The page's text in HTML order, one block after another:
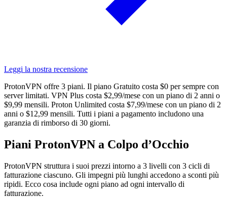
Leggi la nostra recensione
ProtonVPN offre 3 piani. Il piano Gratuito costa $0 per sempre con
server limitati. VPN Plus costa $2,99/mese con un piano di 2 anni o
$9,99 mensili. Proton Unlimited costa $7,99/mese con un piano di 2
anni o $12,99 mensili. Tutti i piani a pagamento includono una
garanzia di rimborso di 30 giorni.
Piani ProtonVPN a Colpo d’Occhio
ProtonVPN struttura i suoi prezzi intorno a 3 livelli con 3 cicli di
fatturazione ciascuno. Gli impegni più lunghi accedono a sconti più
ripidi. Ecco cosa include ogni piano ad ogni intervallo di
fatturazione.